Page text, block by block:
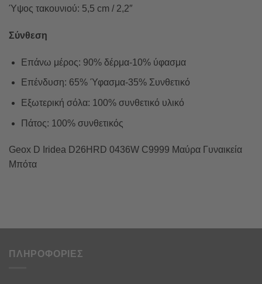
Ύψος τακουνιού: 5,5 cm / 2,2″
Σύνθεση
Επάνω μέρος: 90% δέρμα-10% ύφασμα
Επένδυση: 65% Ύφασμα-35% Συνθετικό
Εξωτερική σόλα: 100% συνθετικό υλικό
Πάτος: 100% συνθετικός
Geox D Iridea D26HRD 0436W C9999 Μαύρα Γυναικεία
Μπότα
ΠΛΗΡΟΦΟΡΙΕΣ